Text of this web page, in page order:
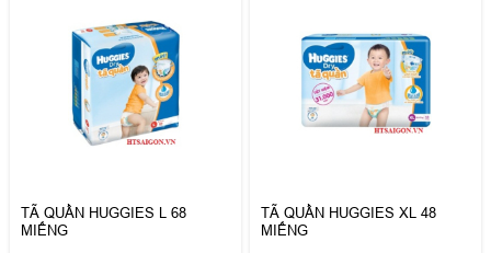
TÃ QUẦN HUGGIES L 68
MIẾNG
TÃ QUẦN HUGGIES XL 48
MIẾNG